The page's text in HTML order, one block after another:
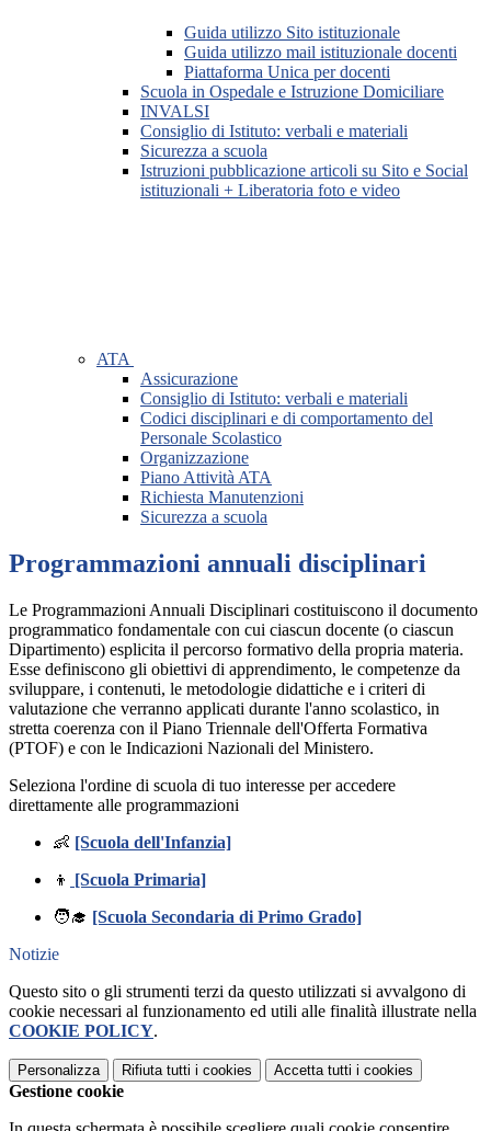
Guida utilizzo Sito istituzionale
Guida utilizzo mail istituzionale docenti
Piattaforma Unica per docenti
Scuola in Ospedale e Istruzione Domiciliare
INVALSI
Consiglio di Istituto: verbali e materiali
Sicurezza a scuola
Istruzioni pubblicazione articoli su Sito e Social
istituzionali + Liberatoria foto e video
ATA
Assicurazione
Consiglio di Istituto: verbali e materiali
Codici disciplinari e di comportamento del
Personale Scolastico
Organizzazione
Piano Attività ATA
Richiesta Manutenzioni
Sicurezza a scuola
Programmazioni annuali disciplinari
Le Programmazioni Annuali Disciplinari costituiscono il documento
programmatico fondamentale con cui ciascun docente (o ciascun
Dipartimento) esplicita il percorso formativo della propria materia.
Esse definiscono gli obiettivi di apprendimento, le competenze da
sviluppare, i contenuti, le metodologie didattiche e i criteri di
valutazione che verranno applicati durante l'anno scolastico, in
stretta coerenza con il Piano Triennale dell'Offerta Formativa
(PTOF) e con le Indicazioni Nazionali del Ministero.
Seleziona l'ordine di scuola di tuo interesse per accedere
direttamente alle programmazioni
👶 [Scuola dell'Infanzia]
👦 [Scuola Primaria]
🧑‍🎓 [Scuola Secondaria di Primo Grado]
Notizie
Questo sito o gli strumenti terzi da questo utilizzati si avvalgono di
cookie necessari al funzionamento ed utili alle finalità illustrate nella
COOKIE POLICY.
Personalizza Rifiuta tutti i cookies Accetta tutti i cookies
Gestione cookie